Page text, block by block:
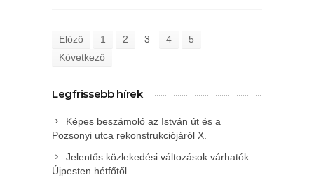
Előző 1 2 3 4
5
Következő
Legfrissebb hírek
Képes beszámoló az István út és a
Pozsonyi utca rekonstrukciójáról X.
Jelentős közlekedési változások várhatók
Újpesten hétfőtől